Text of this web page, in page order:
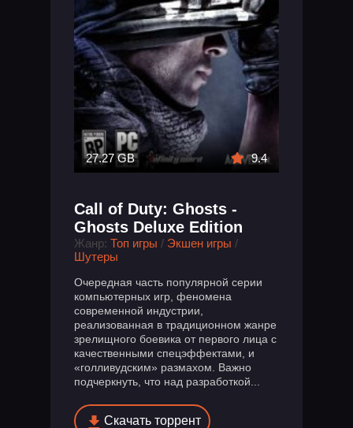
27.27 GB 9.4
Call of Duty: Ghosts -
Ghosts Deluxe Edition
Жанр: Топ игры / Экшен игры /
Шутеры
Очередная часть популярной серии
компьютерных игр, феномена
современной индустрии,
реализованная в традиционном жанре
зрелищного боевика от первого лица с
качественными спецэффектами, и
«голливудским» размахом. Важно
подчеркнуть, что над разработкой...
Скачать торрент